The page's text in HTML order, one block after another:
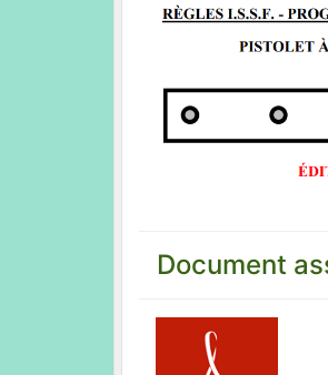
Document